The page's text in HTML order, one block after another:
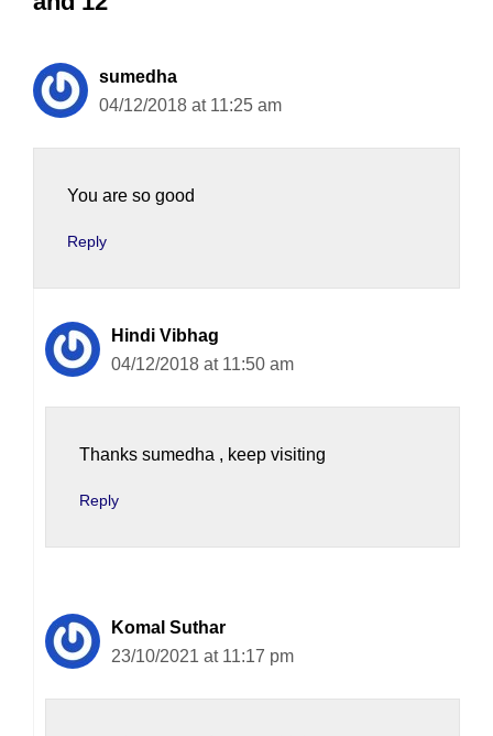
sumedha
04/12/2018 at 11:25 am
You are so good
Reply
Hindi Vibhag
04/12/2018 at 11:50 am
Thanks sumedha , keep visiting
Reply
Komal Suthar
23/10/2021 at 11:17 pm